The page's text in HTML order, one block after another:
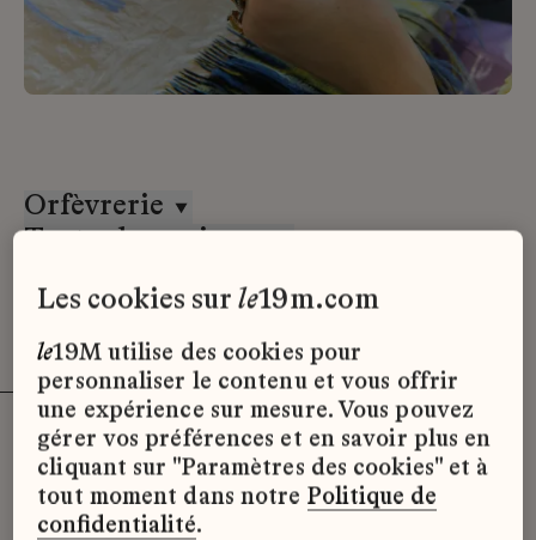
Orfèvrerie
Toutes les maisons
Désolé, il semble qu’il n’y ait pas
d’offres d’emploi disponibles pour le
moment.
les cookies surle19m.com
le19M utilise des cookies pour
personnaliser le contenu et vous offrir
une expérience sur mesure. Vous pouvez
gérer vos préférences et en savoir plus en
cliquant sur "Paramètres des cookies" et à
tout moment dans notre Politique de
confidentialité.